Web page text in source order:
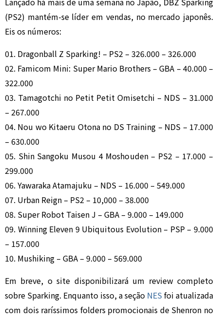
(PS2) mantém-se líder em vendas, no mercado japonês.
Eis os números:
01. Dragonball Z Sparking! – PS2 – 326.000 – 326.000
02. Famicom Mini: Super Mario Brothers – GBA – 40.000 –
322.000
03. Tamagotchi no Petit Petit Omisetchi – NDS – 31.000
– 267.000
04. Nou wo Kitaeru Otona no DS Training – NDS – 17.000
– 630.000
05. Shin Sangoku Musou 4 Moshouden – PS2 – 17.000 –
299.000
06. Yawaraka Atamajuku – NDS – 16.000 – 549.000
07. Urban Reign – PS2 – 10,000 – 38.000
08. Super Robot Taisen J – GBA – 9.000 – 149.000
09. Winning Eleven 9 Ubiquitous Evolution – PSP – 9.000
– 157.000
10. Mushiking – GBA – 9.000 – 569.000
Em breve, o site disponibilizará um review completo
sobre Sparking. Enquanto isso,a seção NES foi atualizada
com dois raríssimos folders promocionais de Shenron no